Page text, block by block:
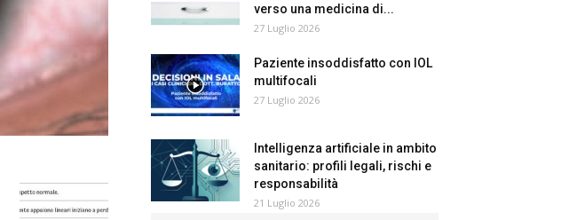
verso una medicina di...
27 Luglio 2026
Paziente insoddisfatto con IOL
multifocali
27 Luglio 2026
Intelligenza artificiale in ambito
sanitario: profili legali, rischi e
responsabilità
21 Luglio 2026